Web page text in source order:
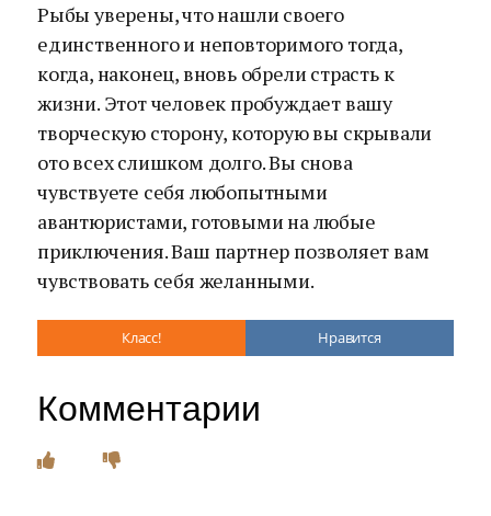
Рыбы уверены, что нашли своего
единственного и неповторимого тогда,
когда, наконец, вновь обрели страсть к
жизни. Этот человек пробуждает вашу
творческую сторону, которую вы скрывали
ото всех слишком долго. Вы снова
чувствуете себя любопытными
авантюристами, готовыми на любые
приключения. Ваш партнер позволяет вам
чувствовать себя желанными.
Класс! Нравится
Комментарии